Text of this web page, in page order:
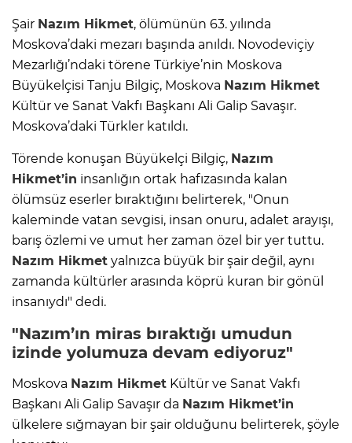
Şair Nazım Hikmet, ölümünün 63. yılında
Moskova’daki mezarı başında anıldı. Novodeviçiy
Mezarlığı’ndaki törene Türkiye’nin Moskova
Büyükelçisi Tanju Bilgiç, Moskova Nazım Hikmet
Kültür ve Sanat Vakfı Başkanı Ali Galip Savaşır.
Moskova’daki Türkler katıldı.
Törende konuşan Büyükelçi Bilgiç, Nazım
Hikmet’in insanlığın ortak hafızasında kalan
ölümsüz eserler bıraktığını belirterek, "Onun
kaleminde vatan sevgisi, insan onuru, adalet arayışı,
barış özlemi ve umut her zaman özel bir yer tuttu.
Nazım Hikmet yalnızca büyük bir şair değil, aynı
zamanda kültürler arasında köprü kuran bir gönül
insanıydı" dedi.
"Nazım’ın miras bıraktığı umudun
izinde yolumuza devam ediyoruz"
Moskova Nazım Hikmet Kültür ve Sanat Vakfı
Başkanı Ali Galip Savaşır da Nazım Hikmet’in
ülkelere sığmayan bir şair olduğunu belirterek, şöyle